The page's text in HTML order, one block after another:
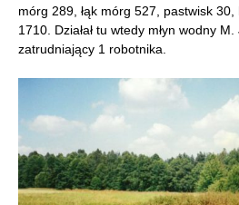
mórg 289, łąk mórg 527, pastwisk
1710. Działał tu wtedy młyn wodny
zatrudniający 1 robotnika.